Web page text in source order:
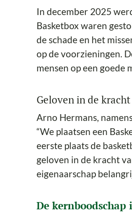
In december 2025
Basketbox waren
de schade en het
op de voorzieningen.
mensen op een goede
Geloven in de
Arno Hermans,
“We plaatsen een
eerste plaats de
geloven in de kracht
eigenaarschap
De kernboodschap